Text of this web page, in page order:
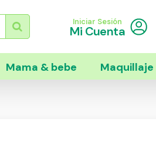
Iniciar Sesión
Mi Cuenta
Mama & bebe Maquillaje